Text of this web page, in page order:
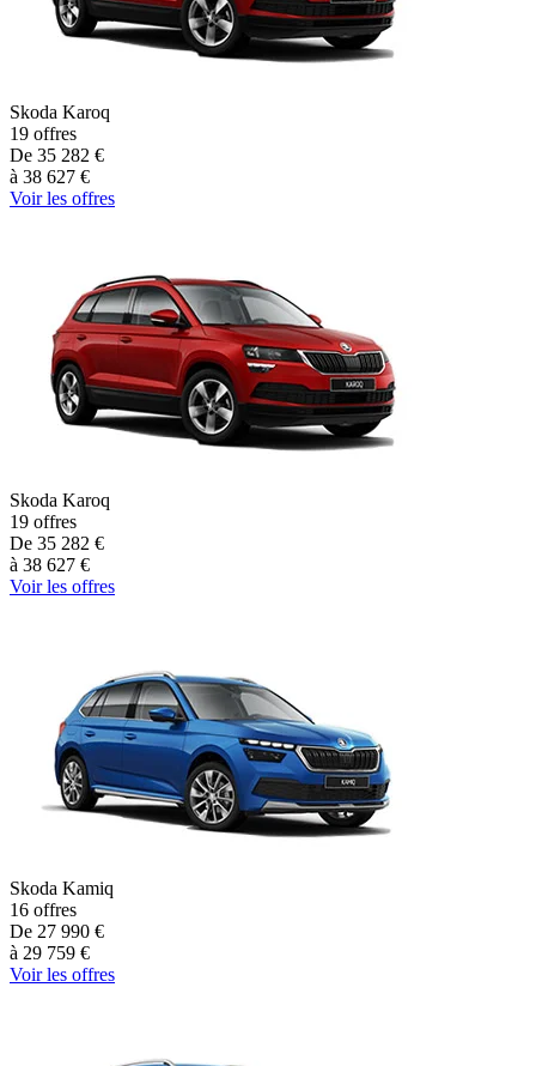
Skoda Karoq
19 offres
De 35 282 €
à 38 627 €
Voir les offres
Skoda Karoq
19 offres
De 35 282 €
à 38 627 €
Voir les offres
Skoda Kamiq
16 offres
De 27 990 €
à 29 759 €
Voir les offres